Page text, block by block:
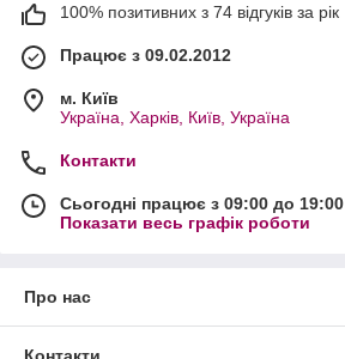
100% позитивних з 74 відгуків за рік
Працює з 09.02.2012
м. Київ
Україна, Харків, Київ, Україна
Контакти
Сьогодні працює з 09:00 до 19:00
Показати весь графік роботи
Про нас